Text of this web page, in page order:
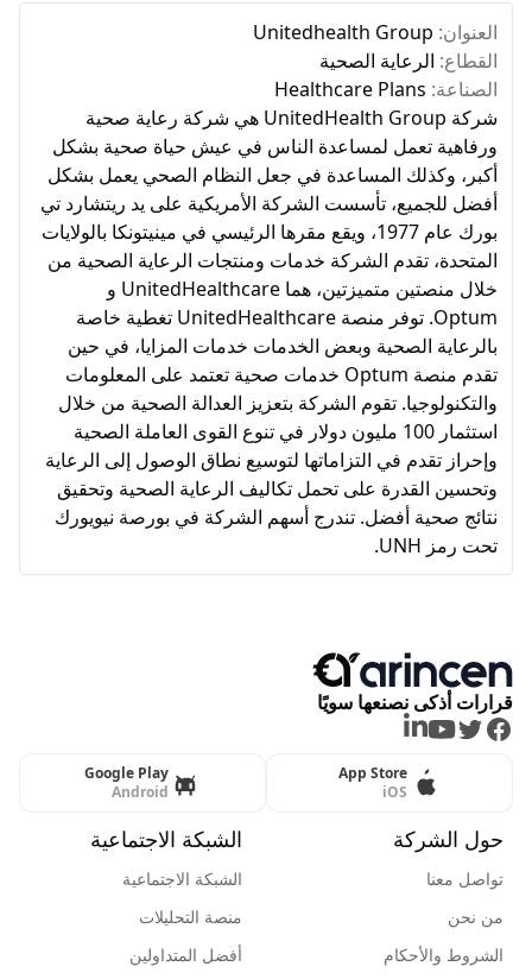
العنوان: Unitedhealth Group
القطاع: الرعاية الصحية
الصناعة: Healthcare Plans
شركة UnitedHealth Group هي شركة رعاية صحية
ورفاهية تعمل لمساعدة الناس في عيش حياة صحية بشكل
أكبر، وكذلك المساعدة في جعل النظام الصحي يعمل بشكل
أفضل للجميع، تأسست الشركة الأمريكية على يد ريتشارد تي
بورك عام 1977، ويقع مقرها الرئيسي في مينيتونكا بالولايات
المتحدة، تقدم الشركة خدمات ومنتجات الرعاية الصحية من
خلال منصتين متميزتين، هما UnitedHealthcare و
Optum. توفر منصة UnitedHealthcare تغطية خاصة
بالرعاية الصحية وبعض الخدمات خدمات المزايا، في حين
تقدم منصة Optum خدمات صحية تعتمد على المعلومات
والتكنولوجيا. تقوم الشركة بتعزيز العدالة الصحية من خلال
استثمار 100 مليون دولار في تنوع القوى العاملة الصحية
وإحراز تقدم في التزاماتها لتوسيع نطاق الوصول إلى الرعاية
وتحسين القدرة على تحمل تكاليف الرعاية الصحية وتحقيق
نتائج صحية أفضل. تندرج أسهم الشركة في بورصة نيويورك
تحت رمز UNH.
قرارات أذكى نصنعها سويًا
Facebook
Twitter
Youtube
LinkedIn
App Store
iOS
Google Play
Android
حول الشركة
تواصل معنا
من نحن
الشروط والأحكام
الشبكة الاجتماعية
الشبكة الاجتماعية
منصة التحليلات
أفضل المتداولين